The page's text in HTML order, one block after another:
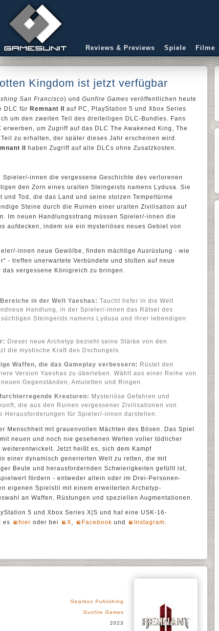
Reviews & Previews Spiele Filme
Kingdom ist jetzt verfügbar
San Francisco) und Gunfire Games veröffentlichen heute
DLC für Remnant II
auf PC, PlayStation 5 und Xbox Series
um den zweiten Teil des dreiteiligen DLC-Bundles. Fans
um Zugriff auf das DLC The Awakened King, The
zu erhalten, der später dieses Jahr erscheinen wird.
II
haben Zugriff auf alle DLCs ohne Zusatzkosten.
innen die vergessene Geschichte des verlorenen
den Zorn eines uralten Steingeists namens Lydusa. Sie
und Tod, die das Land und seine stolzen Tempeltürme
Steine durch die Ruinen einer uralten Zivilisation auf
Im neuen Handlungsstrang müssen Spieler/-innen die
aufdecken, indem sie ein mysteriöses neues Gebiet von
innen neue Gewölbe, finden mächtige Ausrüstung - wie
- treffen unerwartete Verbündete und stoßen auf neue
vergessene Königreich zu bringen.
in der Welt Yaeshas: Taucht tiefer in die Welt
Handlung, in der Spieler/-innen das Rätsel des
Steingeists namens Lydusa und ihrer lebendigen
Dieser neue Archetyp bezieht seine Stärke von den
die mystische Kraft des Dschungels.
Waffen, die das Gameplay verbessern: Rüstet den
Version Yaeshas zu überleben. Wählt aus einer Reihe von
Gegenständen, Amuletten und Ringen.
Kreaturen: Mysteriöse Gefahren und
die aus den Ruinen vergessener Zivilisationen von
Herausforderungen für Spieler/-innen darstellen.
Menschheit mit grauenvollen Mächten des Bösen. Das Spiel
neuen und noch nie gesehenen Welten voller tödlicher
Jetzt heißt es, sich dem Kampf
einer dynamisch generierten Welt zu retten, die mit
Beute und herausfordernden Schwierigkeiten gefüllt ist,
fördern - entweder allein oder im Drei-Personen-
eigenen Spielstil mit einem erweiterten Archetyp-
an Waffen, Rüstungen und speziellen Augmentationen.
5 und Xbox Series X|S und hat eine USK-16-
es
hier oder bei X, Facebook und Instagram.
Gearbox Publishing
Gunfire Games
2023